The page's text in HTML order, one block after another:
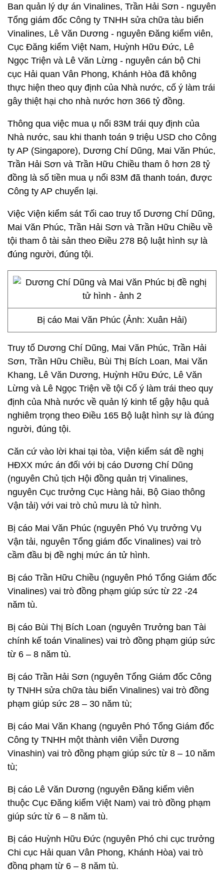
Ban quản lý dự án Vinalines, Trần Hải Sơn - nguyên
Tổng giám đốc Công ty TNHH sửa chữa tàu biển
Vinalines, Lê Văn Dương - nguyên Đăng kiểm viên,
Cục Đăng kiểm Việt Nam, Huỳnh Hữu Đức, Lê
Ngọc Triện và Lê Văn Lừng - nguyên cán bộ Chi
cục Hải quan Vân Phong, Khánh Hòa đã không
thực hiện theo quy định của Nhà nước, cố ý làm trái
gây thiệt hại cho nhà nước hơn 366 tỷ đồng.
Thông qua việc mua ụ nổi 83M trái quy định của
Nhà nước, sau khi thanh toán 9 triệu USD cho Công
ty AP (Singapore), Dương Chí Dũng, Mai Văn Phúc,
Trần Hải Sơn và Trần Hữu Chiều tham ô hơn 28 tỷ
đồng là số tiền mua ụ nổi 83M đã thanh toán, được
Công ty AP chuyển lại.
Việc Viện kiểm sát Tối cao truy tố Dương Chí Dũng,
Mai Văn Phúc, Trần Hải Sơn và Trần Hữu Chiều về
tội tham ô tài sản theo Điều 278 Bộ luật hình sự là
đúng người, đúng tội.
Bị cáo Mai Văn Phúc (Ảnh: Xuân Hải)
Truy tố Dương Chí Dũng, Mai Văn Phúc, Trần Hải
Sơn, Trần Hữu Chiều, Bùi Thị Bích Loan, Mai Văn
Khang, Lê Văn Dương, Huỳnh Hữu Đức, Lê Văn
Lừng và Lê Ngọc Triện về tội Cố ý làm trái theo quy
định của Nhà nước về quản lý kinh tế gậy hậu quả
nghiêm trọng theo Điều 165 Bộ luật hình sự là đúng
người, đúng tội.
Căn cứ vào lời khai tại tòa, Viện kiểm sát đề nghị
HĐXX mức án đối với bị cáo Dương Chí Dũng
(nguyên Chủ tịch Hội đồng quản trị Vinalines,
nguyên Cục trưởng Cục Hàng hải, Bộ Giao thông
Vận tải) với vai trò chủ mưu là tử hình.
Bị cáo Mai Văn Phúc (nguyên Phó Vụ trưởng Vụ
Vận tải, nguyên Tổng giám đốc Vinalines) vai trò
cầm đầu bị đề nghị mức án tử hình.
Bị cáo Trần Hữu Chiều (nguyên Phó Tổng Giám đốc
Vinalines) vai trò đồng phạm giúp sức từ 22 -24
năm tù.
Bị cáo Bùi Thị Bích Loan (nguyên Trưởng ban Tài
chính kế toán Vinalines) vai trò đồng phạm giúp sức
từ 6 – 8 năm tù.
Bị cáo Trần Hải Sơn (nguyên Tổng Giám đốc Công
ty TNHH sửa chữa tàu biển Vinalines) vai trò đồng
phạm giúp sức 28 – 30 năm tù;
Bị cáo Mai Văn Khang (nguyên Phó Tổng Giám đốc
Công ty TNHH một thành viên Viễn Dương
Vinashin) vai trò đồng phạm giúp sức từ 8 – 10 năm
tù;
Bị cáo Lê Văn Dương (nguyên Đăng kiểm viên
thuộc Cục Đăng kiểm Việt Nam) vai trò đồng phạm
giúp sức từ 6 – 8 năm tù.
Bị cáo Huỳnh Hữu Đức (nguyên Phó chi cục trưởng
Chi cục Hải quan Vân Phong, Khánh Hòa) vai trò
đồng phạm từ 6 – 8 năm tù.